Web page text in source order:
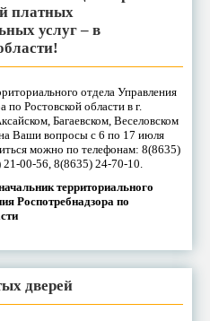
платных
услуг – в
отдела Управления
по Ростовской области в г.
Багаевском, Веселовском
Ваши вопросы с 6 по 17 июля
можно по телефонам: 8(8635)
00-56, 8(8635) 24-70-10.
территориального
Роспотребнадзора по
дверей